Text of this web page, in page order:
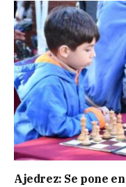
Ajedrez: Se pone